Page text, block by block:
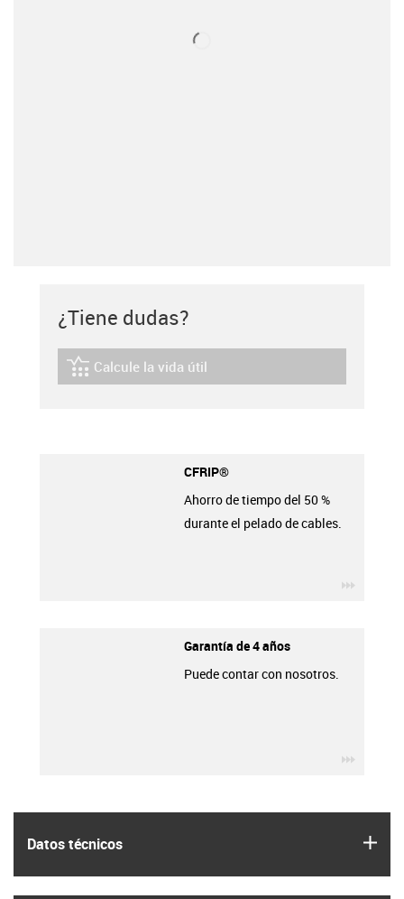
Datos técnicos
¿Tiene dudas?
igus-icon-lebensdauerrechner
Calcule la vida útil
CFRIP®
Ahorro de tiempo del 50 %
durante el pelado de cables.
Garantía de 4 años
Puede contar con nosotros.